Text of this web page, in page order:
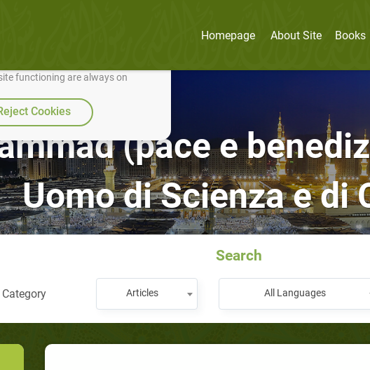
so we can continually improve it.
functioning are always on
Cookies
Homepage About Site Books
(pace e
Uomo di Scienza e di
Search
Category Articles All Languages